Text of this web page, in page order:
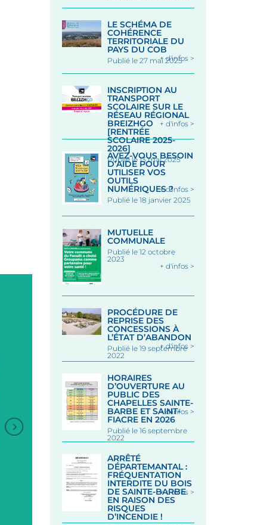
BRETONNES
Le 19 Août 2026
LE SCHÉMA DE
COHÉRENCE
TERRITORIALE DU
PAYS DU COB
Publié le 27 mai 2025
+ d'infos >
INSCRIPTION AU
TRANSPORT
SCOLAIRE SUR LE
RÉSEAU RÉGIONAL
BREIZHGO
[RENTRÉE
SCOLAIRE 2025-
2026]
Publié le 13 mai 2025
+ d'infos >
AVEZ-VOUS BESOIN
D’AIDE POUR
UTILISER VOS
OUTILS
NUMÉRIQUES ?
Publié le 18 janvier 2025
+ d'infos >
MUTUELLE
COMMUNALE
Publié le 12 octobre
2023
+ d'infos >
PROCÉDURE DE
REPRISE DES
CONCESSIONS À
L’ÉTAT D’ABANDON
Publié le 19 septembre
2022
+ d'infos >
HORAIRES
D’OUVERTURE AU
PUBLIC DES
CHAPELLES SAINTE-
BARBE ET SAINT-
FIACRE EN 2026
Publié le 16 septembre
2022
+ d'infos >
ARRÊTÉ
DÉPARTEMANTAL :
FRÉQUENTATION
INTERDITE DU BOIS
DE SAINTE-BARBE
EN RAISON DES
RISQUES
D’INCENDIE !
+ d'infos >